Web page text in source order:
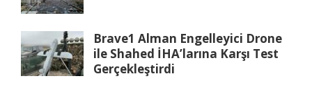
Brave1 Alman Engelleyici Drone
ile Shahed İHA’larına Karşı Test
Gerçekleştirdi